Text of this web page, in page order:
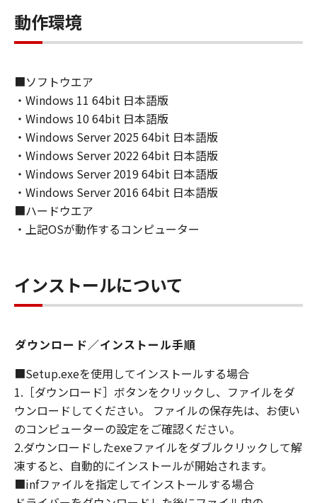
売代理店または販売店のいずれも、「本ソフト
ウェア」、または「本ソフトウェア」の使用に
ないものとします。
６．輸出
お客様は、日本国政府または関連する外国政府
より必要な認可等を得ることなしに、「本ソフ
トウェア」の全部または一部を、直接または間
接に輸出してはなりません。
７．契約期間
(1) 本契約書は、お客様が、『同意』を示す下
記のボタンをクリックした時点、または「本ソ
フトウェア」をインストールした時点で発効
(2) お客様は、「本ソフトウェア」およびその
複製物のすべてを廃棄および消去することによ
(3) お客様が本契約書のいずれかの条項に違反
(4) お客様は、上記(3)によって本契約書が終了
した場合、速やかに、「本ソフトウェア」およ
びその複製物のすべてを廃棄または消去するも
のとします。
８．U.S. GOVERNMENT RESTRICTED RIGHTS
NOTICE
The Software is a "commercial item," as that
term is defined at 48 C.F.R. 2.101 (Oct 1995),
動作環境
■ソフトウエア
・Windows 11 64bit 日本語版
・Windows 10 64bit 日本語版
・Windows Server 2025 64bit 日本語版
・Windows Server 2022 64bit 日本語版
・Windows Server 2019 64bit 日本語版
・Windows Server 2016 64bit 日本語版
■ハードウエア
・上記OSが動作するコンピューター
インストールについて
ダウンロード／インストール手順
■Setup.exeを使用してインストールする場合
1.［ダウンロード］ボタンをクリックし、ファイルをダ
ウンロードしてください。 ファイルの保存先は、お使い
のコンピューターの設定をご確認ください。
2.ダウンロードしたexeファイルをダブルクリックして解
凍すると、自動的にインストールが開始されます。
■infファイルを指定してインストールする場合